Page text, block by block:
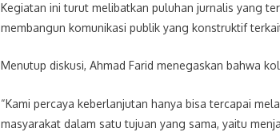
Kegiatan ini turut melibatkan puluhan jurnalis yang
membangun komunikasi publik yang konstruktif
Menutup diskusi, Ahmad Farid menegaskan bahwa
“Kami percaya keberlanjutan hanya bisa tercapai
masyarakat dalam satu tujuan yang sama, yaitu